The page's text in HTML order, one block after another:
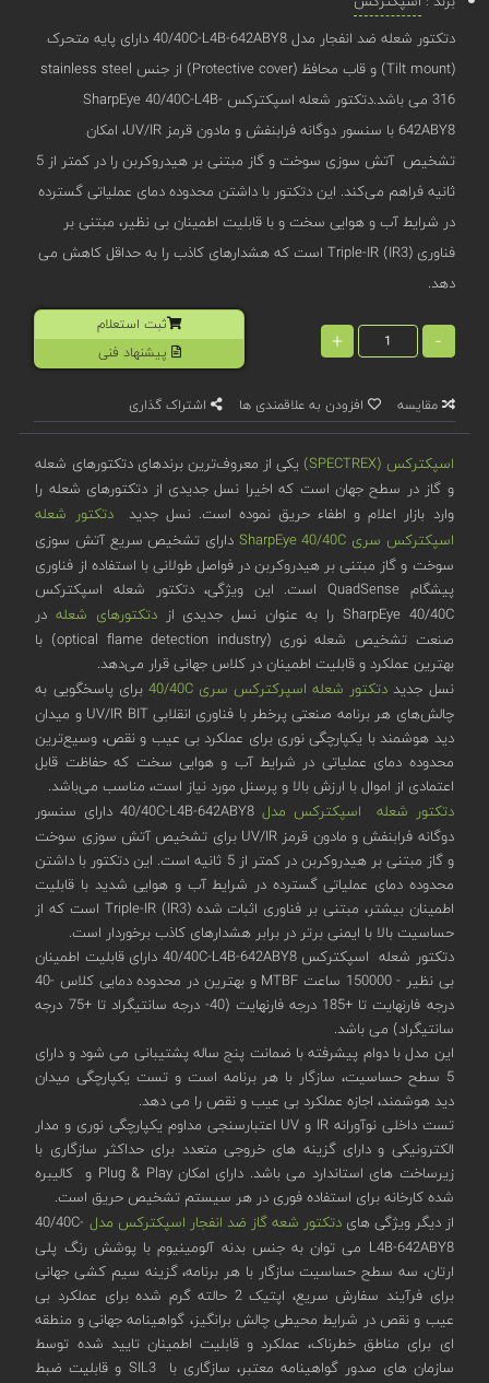
دتکتور شعله ضد انفجار مدل 40/40C-L4B-642ABY8 دارای پایه متحرک
(Tilt mount) و قاب محافظ (Protective cover) از جنس stainless steel
316 می باشد.دتکتور شعله اسپکترکس SharpEye 40/40C-L4B-
642ABY8 با سنسور دوگانه فرابنفش و مادون قرمز UV/IR، امکان
تشخیص آتش ‌سوزی سوخت و گاز مبتنی بر هیدروکربن را در کمتر از 5
ثانیه فراهم می‌کند. این دتکتور با داشتن محدوده دمای عملیاتی گسترده
در شرایط آب و هوایی سخت و با قابلیت اطمینان بی ‌نظیر، مبتنی بر
فناوری Triple-IR (IR3) است که هشدارهای کاذب را به حداقل کاهش می
دهد.
-
+
ثبت استعلام
پیشنهاد فنی
مقایسه افزودن به علاقمندی ها اشتراک گذاری
اسپکترکس (SPECTREX)
یکی از معروف‌ترین برندهای دتکتورهای شعله
و گاز در سطح جهان است که اخیرا نسل جدیدی از دتکتورهای شعله را
وارد بازار اعلام و اطفاء حریق نموده است. نسل جدید
دتکتور شعله
اسپکترکس سری SharpEye 40/40C
دارای تشخیص سریع آتش سوزی
سوخت و گاز مبتنی بر هیدروکربن در فواصل طولانی با استفاده از فناوری
پیشگام QuadSense است. این ویژگی، دتکتور شعله اسپکترکس
SharpEye 40/40C را به عنوان نسل جدیدی از
دتکتورهای شعلهدر
صنعت تشخیص شعله نوری (optical flame detection industry) با
بهترین عملکرد و قابلیت اطمینان در کلاس جهانی قرار می‌دهد.
نسل جدیددتکتور شعله اسپرکترکس سری 40/40C
برای پاسخگویی به
چالش‌های هر برنامه صنعتی پرخطر با فناوری انقلابی UV/IR BIT و میدان
دید هوشمند با یکپارچگی نوری برای عملکرد بی عیب و نقص، وسیع‌ترین
محدوده دمای عملیاتی در شرایط آب و هوایی سخت که حفاظت قابل
اعتمادی از اموال با ارزش بالا و پرسنل مورد نیاز است، مناسب می‌باشد.
دتکتور شعله اسپکترکس مدل
40/40C-L4B-642ABY8 دارای سنسور
دوگانه فرابنفش و مادون قرمز UV/IR برای تشخیص آتش سوزی سوخت
و گاز مبتنی بر هیدروکربن در کمتر از 5 ثانیه است. این دتکتور با داشتن
محدوده دمای عملیاتی گسترده در شرایط آب و هوایی شدید با قابلیت
اطمینان بیشتر، مبتنی بر فناوری اثبات شده Triple-IR (IR3) است که از
حساسیت بالا با ایمنی برتر در برابر هشدارهای کاذب برخوردار است.
دتکتور شعله اسپکترکس 40/40C-L4B-642ABY8 دارای قابلیت اطمینان
بی نظیر - 150000 ساعت MTBF و بهترین در محدوده دمایی کلاس -40
درجه فارنهایت تا +185 درجه فارنهایت (40- درجه سانتیگراد تا +75 درجه
سانتیگراد) می باشد.
این مدل با دوام پیشرفته با ضمانت پنج ساله پشتیبانی می شود و دارای
5 سطح حساسیت، سازگار با هر برنامه است و تست یکپارچگی میدان
دید هوشمند، اجازه عملکرد بی عیب و نقص را می دهد.
تست داخلی نوآورانه IR و UV اعتبارسنجی مداوم یکپارچگی نوری و مدار
الکترونیکی و دارای گزینه های خروجی متعدد برای حداکثر سازگاری با
زیرساخت های استاندارد می باشد. دارای امکان Plug & Play و کالیبره
شده کارخانه برای استفاده فوری در هر سیستم تشخیص حریق است.
از دیگر ویژگی هایدتکتور شعه گاز ضد انفجار اسپکترکس مدل 40/40C-
L4B-642ABY8 می توان به جنس بدنه آلومینیوم با پوشش رنگ پلی
ارتان، سه سطح حساسیت سازگار با هر برنامه، گزینه سیم کشی جهانی
برای فرآیند سفارش سریع، اپتیک 2 حالته گرم شده برای عملکرد بی
عیب و نقص در شرایط محیطی چالش برانگیز، گواهینامه جهانی و منطقه
ای برای مناطق خطرناک، عملکرد و قابلیت اطمینان تایید شده توسط
سازمان های صدور گواهینامه معتبر، سازگاری با SIL3 و قابلیت ضبط